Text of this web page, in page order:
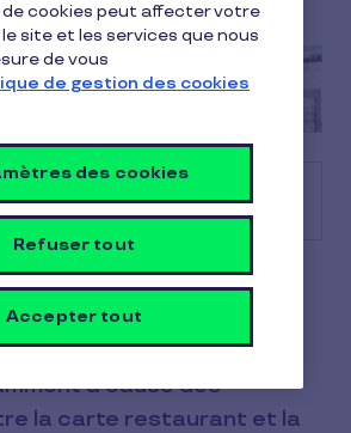
minimum pour la carte
/ Pass Restaurant ?
à vous poser cette
à cause des
la carte restaurant et la
cookies peut affecter votre
site et les services que nous
de vous
de gestion des cookies
des cookies
Refuser tout
Accepter tout